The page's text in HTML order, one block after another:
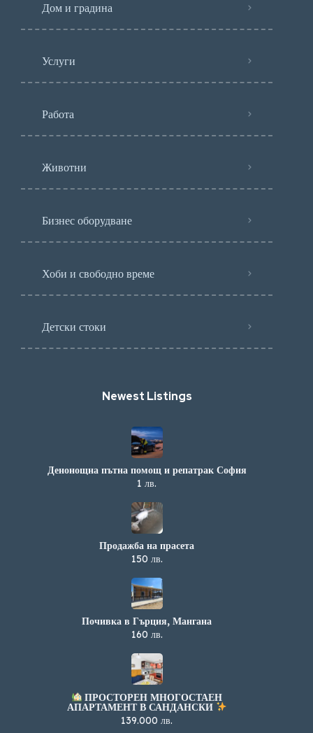
Дом и градина
Услуги
Работа
Животни
Бизнес оборудване
Хоби и свободно време
Детски стоки
Newest Listings​
Денонощна пътна помощ и репатрак София
1 лв.
Продажба на прасета
150 лв.
Почивка в Гърция, Мангана
160 лв.
ПРОСТОРЕН МНОГОСТАЕН
АПАРТАМЕНТ В САНДАНСКИ
139.000 лв.